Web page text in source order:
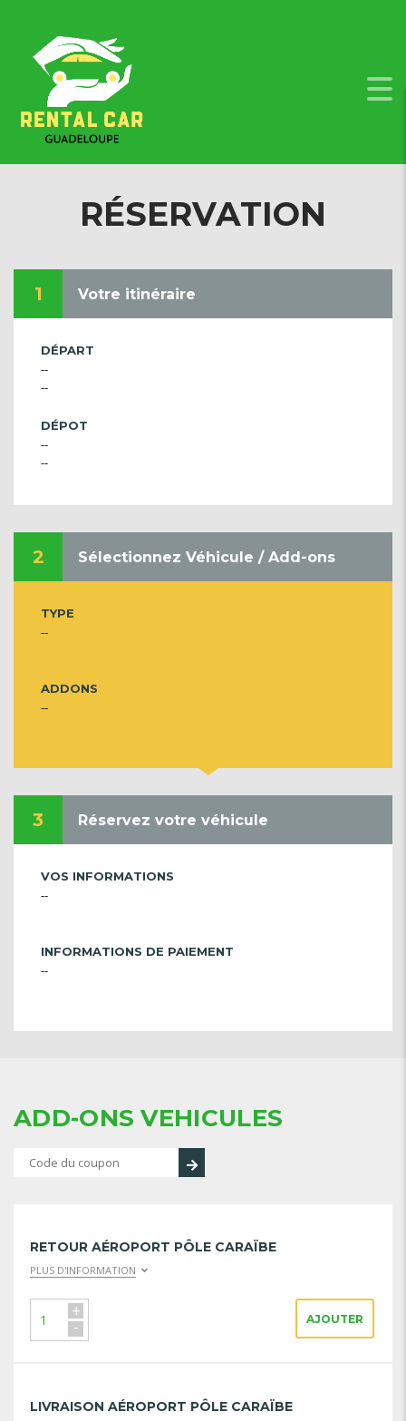
RÉSERVATION
1 Votre itinéraire
DÉPART
--
--
DÉPOT
--
--
2 Sélectionnez Véhicule / Add-ons
TYPE
--
ADDONS
--
3 Réservez votre véhicule
VOS INFORMATIONS
--
INFORMATIONS DE PAIEMENT
--
ADD-ONS VEHICULES
RETOUR AÉROPORT PÔLE CARAÏBE
PLUS D'INFORMATION
+
- AJOUTER
LIVRAISON AÉROPORT PÔLE CARAÏBE